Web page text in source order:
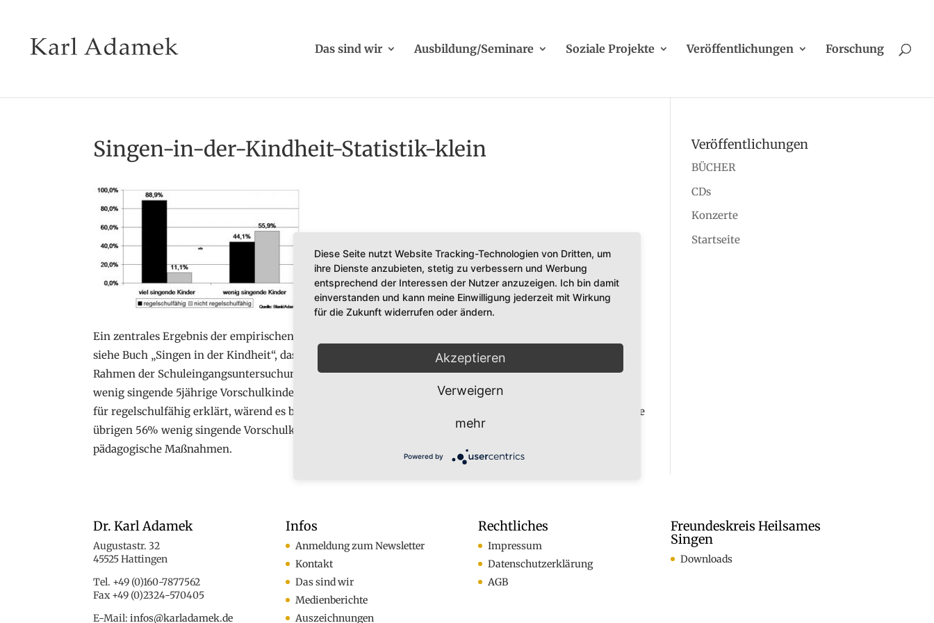
Das sind wir Ausbildung/Seminare Soziale Projekte Veröffentlichungen Forschung
Singen-in-der-Kindheit-Statistik-klein
Ein zentrales Ergebnis der empirischen Studie von Blank und Adamek mit 500 Kindergartenkindern ist –
siehe Buch „Singen in der Kindheit“, dass viel singende 5jährige Vorschulkinder signifikant häufiger im
Rahmen der Schuleingangsuntersuchung durch das Gesundheitsamt für regelschulfähig erklärt werden als
wenig singende 5jährige Vorschulkinder. Wie die Grafik zeigt, werden fast 89% der viel singenden Kinder
für regelschulfähig erklärt, wärend es bei den wenig singenden Vorschulkindern lediglich 44 % sind. Für die
übrigen 56% wenig singende Vorschulkinder empfiehlt das Gesundheitsamt zudem entwicklungsfördernde
pädagogische Maßnahmen.
Veröffentlichungen
BÜCHER
CDs
Konzerte
Startseite
Dr. Karl Adamek
Augustastr. 32
45525 Hattingen
Tel. +49 (0)160-7877562
Fax +49 (0)2324-570405
E-Mail:infos@karladamek.de
Infos
Anmeldung zum Newsletter
Kontakt
Das sind wir
Medienberichte
Auszeichnungen
Rechtliches
Impressum
Datenschutzerklärung
AGB
Freundeskreis Heilsames
Singen
Downloads
Diese Seite nutzt Website Tracking-Technologien von Dritten, um
ihre Dienste anzubieten, stetig zu verbessern und Werbung
entsprechend der Interessen der Nutzer anzuzeigen. Ich bin damit
einverstanden und kann meine Einwilligung jederzeit mit Wirkung
für die Zukunft widerrufen oder ändern.
Akzeptieren
Verweigern
mehr
Powered by